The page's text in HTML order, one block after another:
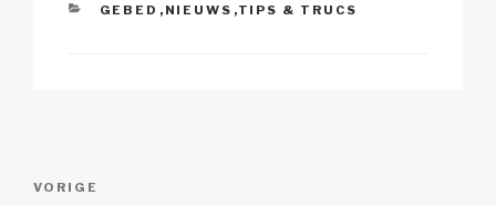
CATEGORIEËN
GEBED , NIEUWS ,TIPS & TRUCS
Vorig
VORIGE